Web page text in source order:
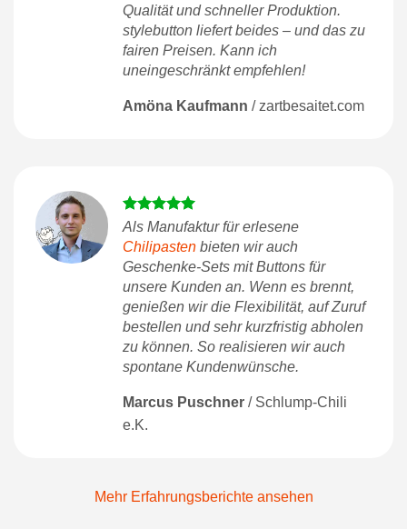
Qualität und schneller Produktion.
stylebutton liefert beides – und das zu
fairen Preisen. Kann ich
uneingeschränkt empfehlen!
Amöna Kaufmann / zartbesaitet.com
Als Manufaktur für erlesene
Chilipasten bieten wir auch
Geschenke-Sets mit Buttons für
unsere Kunden an. Wenn es brennt,
genießen wir die Flexibilität, auf Zuruf
bestellen und sehr kurzfristig abholen
zu können. So realisieren wir auch
spontane Kundenwünsche.
Marcus Puschner / Schlump-Chili
e.K.
Mehr Erfahrungsberichte ansehen